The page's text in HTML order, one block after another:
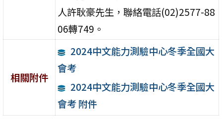
人許耿豪先生，聯絡電話(02)2577-88
06轉749。
相關附件
2024中文能力測驗中心冬季全國大
會考
2024中文能力測驗中心冬季全國大
會考 附件